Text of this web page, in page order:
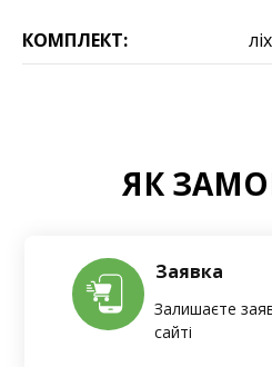
КОМПЛЕКТ:
ЯК
Заявка
Залишаєте
сайті